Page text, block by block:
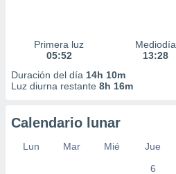
Primera luz
05:52
Mediodía
13:28
Duración del día 14h 10m
Luz diurna restante 8h 16m
Calendario lunar
Lun Mar Mié Jue
6